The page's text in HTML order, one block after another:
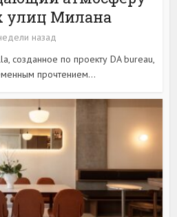
Милана
назад
созданное по проекту DA bureau,
прочтением...